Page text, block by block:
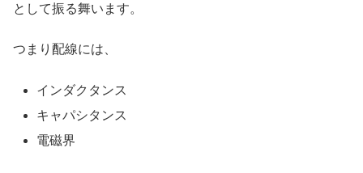
として振る舞います。
つまり配線には、
インダクタンス
キャパシタンス
電磁界